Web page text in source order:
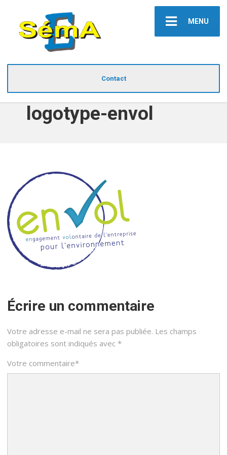
MENU
Contact
logotype-envol
Écrire un commentaire
Votre adresse e-mail ne sera pas publiée. Les champs
obligatoires sont indiqués avec *
Votre commentaire*